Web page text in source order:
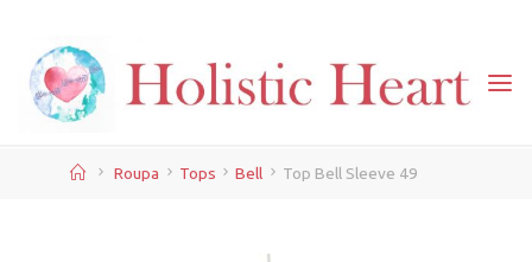
content
HomeRoupa Tops Bell Top Bell Sleeve 49